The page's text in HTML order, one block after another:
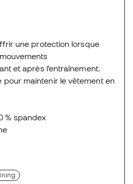
une protection lorsque
et après l’entraînement.
pour maintenir le vêtement en
% spandex